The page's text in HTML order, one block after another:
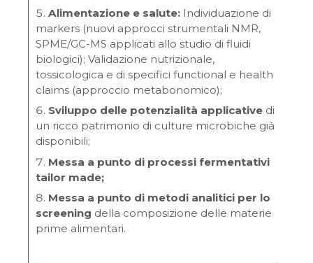
Alimentazione e salute: Individuazione di
markers (nuovi approcci strumentali NMR,
SPME/GC-MS applicati allo studio di fluidi
biologici); Validazione nutrizionale,
tossicologica e di specifici functional e health
claims (approccio metabonomico);
Sviluppo delle potenzialità applicative di
un ricco patrimonio di culture microbiche già
disponibili;
Messa a punto di processi fermentativi
tailor made;
Messa a punto di metodi analitici per lo
screening della composizione delle materie
prime alimentari.